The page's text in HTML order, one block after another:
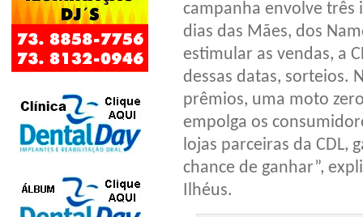
campanha envolve
dias das Mães, dos
estimular as vendas, a
dessas datas, sorteios.
prêmios, uma moto
empolga os
lojas parceiras da CDL,
chance de ganhar”,
Ilhéus.